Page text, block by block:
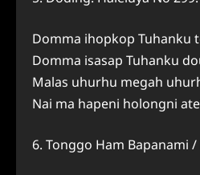
Domma ihopkop Tuhanku
Domma isasap Tuhanku
Malas uhurhu megah
Nai ma hapeni holongni
6. Tonggo Ham Bapanami